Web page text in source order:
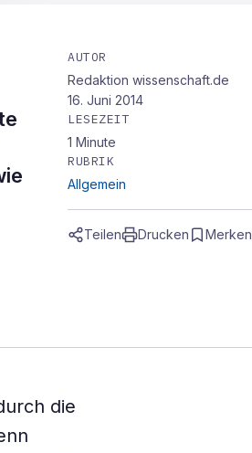
AUTOR
Redaktion wissenschaft.de
16. Juni 2014
LESEZEIT
1 Minute
RUBRIK
Allgemein
Teilen Drucken Merken
die